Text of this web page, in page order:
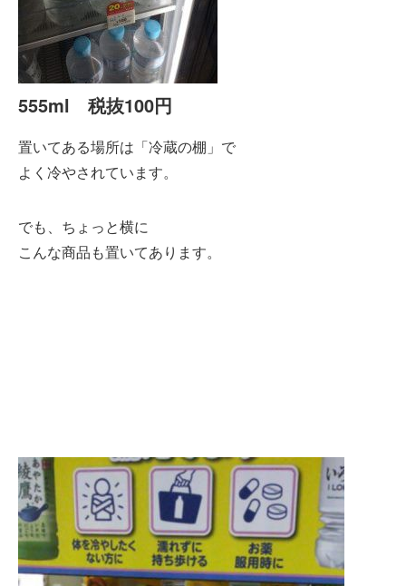
555ml 税抜100円
置いてある場所は「冷蔵の棚」で
よく冷やされています。
でも、ちょっと横に
こんな商品も置いてあります。